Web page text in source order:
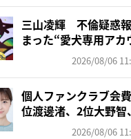
三山凌輝 不倫疑惑
まった“愛犬専用ア
2026/08/06
個人ファンクラブ会
位渡邊渚、2位大野
2026/08/06